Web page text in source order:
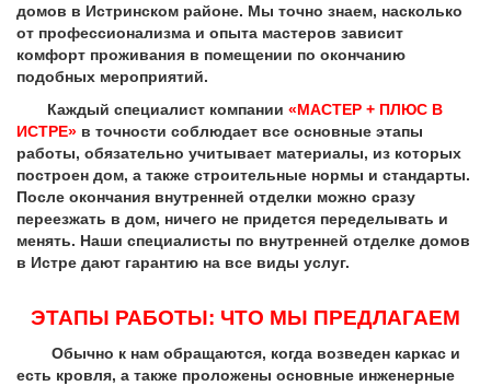
домов в Истринском районе. Мы точно знаем, насколько
от профессионализма и опыта мастеров зависит
комфорт проживания в помещении по окончанию
подобных мероприятий.
Каждый специалист компании «МАСТЕР + ПЛЮС В
ИСТРЕ» в точности соблюдает все основные этапы
работы, обязательно учитывает материалы, из которых
построен дом, а также строительные нормы и стандарты.
После окончания внутренней отделки можно сразу
переезжать в дом, ничего не придется переделывать и
менять. Наши специалисты по внутренней отделке домов
в Истре дают гарантию на все виды услуг.
ЭТАПЫ РАБОТЫ: ЧТО МЫ ПРЕДЛАГАЕМ
Обычно к нам обращаются, когда возведен каркас и
есть кровля, а также проложены основные инженерные